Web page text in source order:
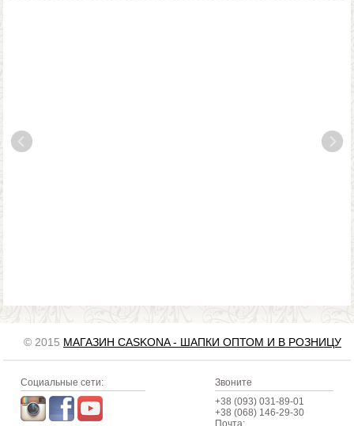
© 2015 МАГАЗИН CASKONA - ШАПКИ ОПТОМ И В РОЗНИЦУ
Социальные сети:
Звоните
+38 (093) 031-89-01
+38 (068) 146-29-30